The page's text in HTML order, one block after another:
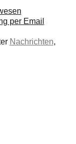
per Email
Nachrichten,